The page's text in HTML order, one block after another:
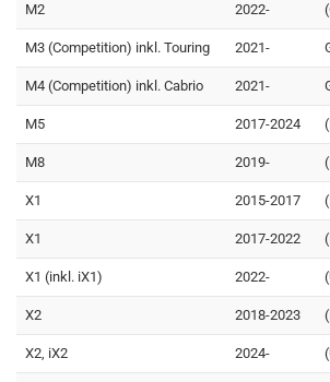
M2 2022-
M3 (Competition) inkl. Touring 2021-
M4 (Competition) inkl. Cabrio 2021-
M5 2017-2024
M8 2019-
X1 2015-2017
X1 2017-2022
X1 (inkl. iX1) 2022-
X2 2018-2023
X2, iX2 2024-